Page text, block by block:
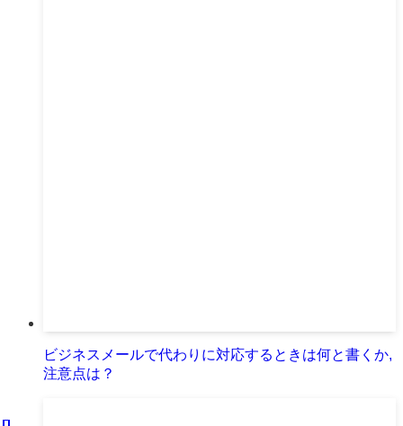
ビジネスメールで代わりに対応するときは何と書くか,
注意点は？